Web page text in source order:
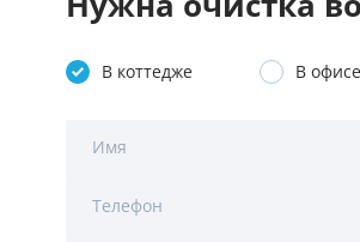
магазины
В коттедже В офисе
Имя
Телефон